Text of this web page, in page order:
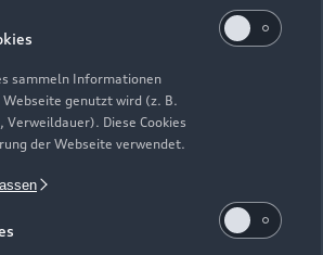
sammeln Informationen
genutzt wird (z. B.
Verweildauer). Diese Cookies
der Webseite verwendet.